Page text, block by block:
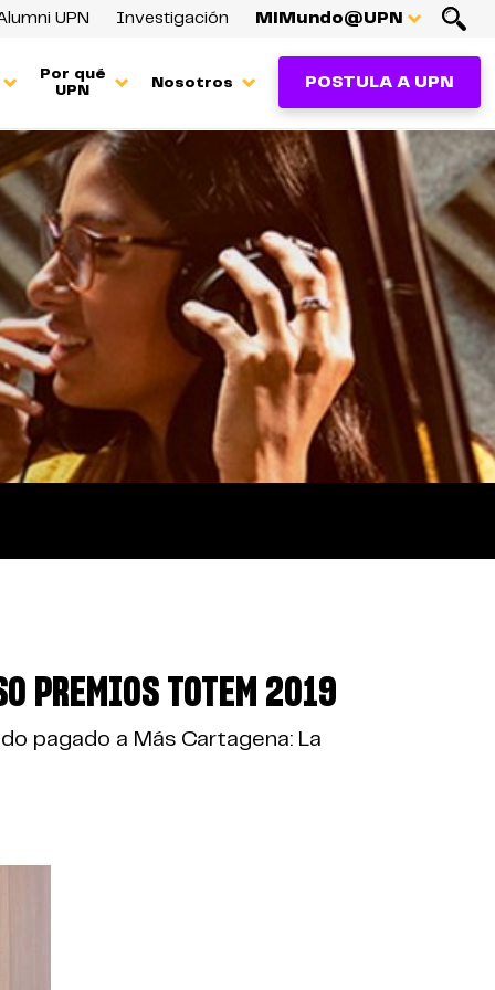
UPN Investigación MiMundo@UPN
Por qué
UPN
Nosotros POSTULA A UPN
PREMIOS TOTEM 2019
pagado a Más Cartagena: La